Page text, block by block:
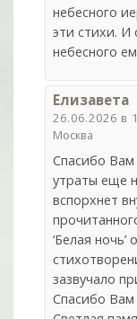
небесного
эти стихи. И
небесного
Елизавета
26.06.2026 в
Москва
Спасибо Вам
утраты еще
вспорхнет
‘Белая
зазвучало
Спасибо Вам